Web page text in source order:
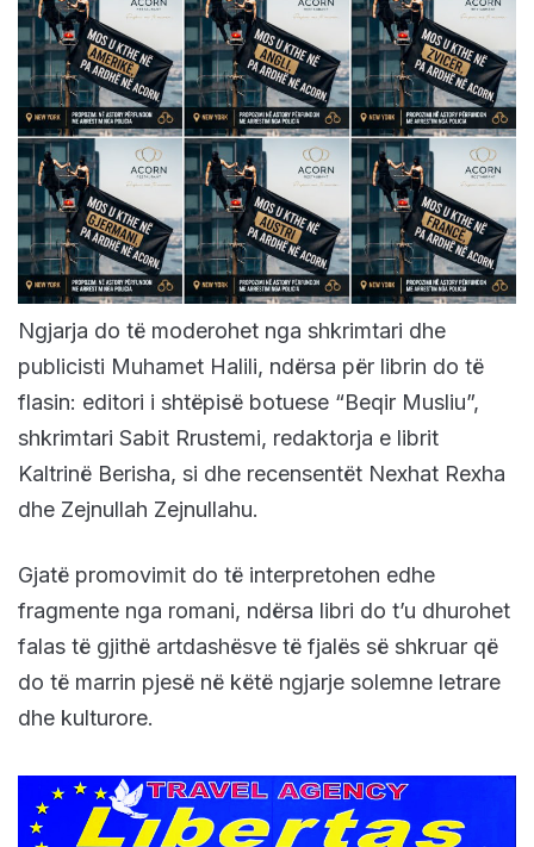
Ngjarja do të moderohet nga shkrimtari dhe
publicisti Muhamet Halili, ndërsa për librin do të
flasin: editori i shtëpisë botuese “Beqir Musliu”,
shkrimtari Sabit Rrustemi, redaktorja e librit
Kaltrinë Berisha, si dhe recensentët Nexhat Rexha
dhe Zejnullah Zejnullahu.
Gjatë promovimit do të interpretohen edhe
fragmente nga romani, ndërsa libri do t’u dhurohet
falas të gjithë artdashësve të fjalës së shkruar që
do të marrin pjesë në këtë ngjarje solemne letrare
dhe kulturore.